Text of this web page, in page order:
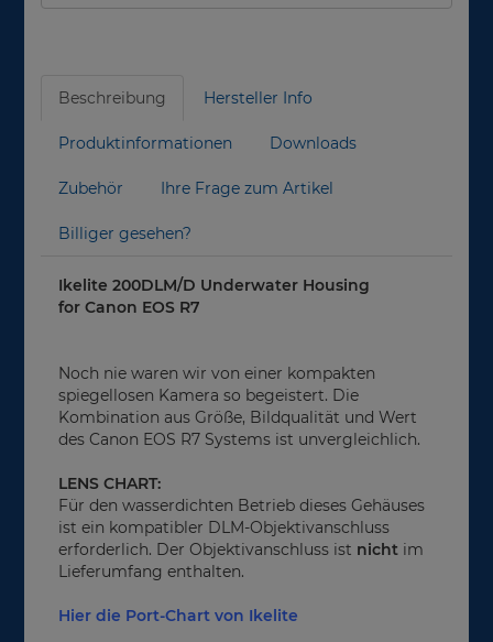
Beschreibung Hersteller Info
Produktinformationen Downloads
Zubehör Ihre Frage zum Artikel
Billiger gesehen?
Ikelite 200DLM/D Underwater Housing
for Canon EOS R7
Noch nie waren wir von einer kompakten
spiegellosen Kamera so begeistert. Die
Kombination aus Größe, Bildqualität und Wert
des Canon EOS R7 Systems ist unvergleichlich.
LENS CHART:
Für den wasserdichten Betrieb dieses Gehäuses
ist ein kompatibler DLM-Objektivanschluss
erforderlich. Der Objektivanschluss ist nicht im
Lieferumfang enthalten.
Hier die Port-Chart von Ikelite